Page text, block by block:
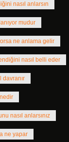
nasıl anlarsın
mudur
ne anlama gelir
nasıl belli eder
davranır
nasıl anlarsınız
ne yapar